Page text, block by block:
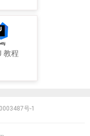
教程
号-1